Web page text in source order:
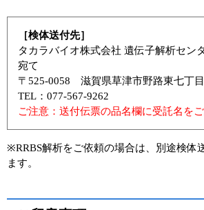
［検体送付先］
タカラバイオ株式会社 遺伝子解析セ
宛て
〒525-0058 滋賀県草津市野路東七丁
TEL：077-567-9262
ご注意：送付伝票の品名欄に受託名をご
※RRBS解析をご依頼の場合は、別途検体
ます。